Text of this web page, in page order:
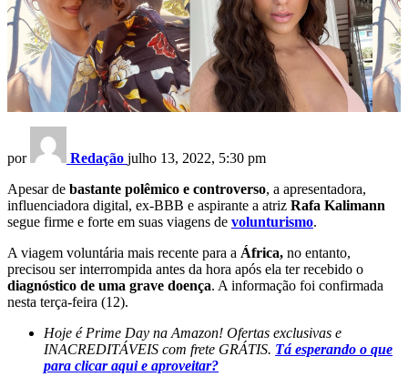
por Redação julho 13, 2022, 5:30 pm
Apesar de bastante polêmico e controverso, a apresentadora,
influenciadora digital, ex-BBB e aspirante a atriz Rafa Kalimann
segue firme e forte em suas viagens de volunturismo.
A viagem voluntária mais recente para a África, no entanto,
precisou ser interrompida antes da hora após ela ter recebido o
diagnóstico de uma grave doença. A informação foi confirmada
nesta terça-feira (12).
Hoje é Prime Day na Amazon! Ofertas exclusivas e
INACREDITÁVEIS com frete GRÁTIS. Tá esperando o que
para clicar aqui e aproveitar?